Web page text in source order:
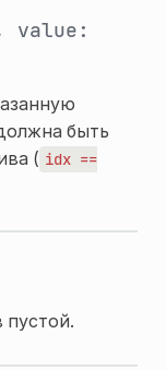
value:
быть
( idx ==
пустой.